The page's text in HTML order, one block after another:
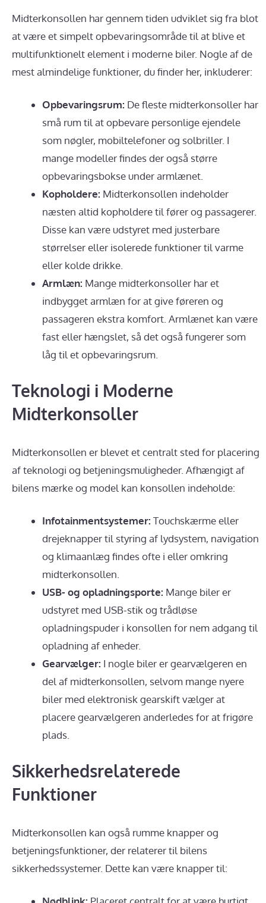
Midterkonsollen har gennem tiden udviklet sig fra blot
at være et simpelt opbevaringsområde til at blive et
multifunktionelt element i moderne biler. Nogle af de
mest almindelige funktioner, du finder her, inkluderer:
Opbevaringsrum: De fleste midterkonsoller har
små rum til at opbevare personlige ejendele
som nøgler, mobiltelefoner og solbriller. I
mange modeller findes der også større
opbevaringsbokse under armlænet.
Kopholdere: Midterkonsollen indeholder
næsten altid kopholdere til fører og passagerer.
Disse kan være udstyret med justerbare
størrelser eller isolerede funktioner til varme
eller kolde drikke.
Armlæn: Mange midterkonsoller har et
indbygget armlæn for at give føreren og
passageren ekstra komfort. Armlænet kan være
fast eller hængslet, så det også fungerer som
låg til et opbevaringsrum.
Teknologi i Moderne
Midterkonsoller
Midterkonsollen er blevet et centralt sted for placering
af teknologi og betjeningsmuligheder. Afhængigt af
bilens mærke og model kan konsollen indeholde:
Infotainmentsystemer: Touchskærme eller
drejeknapper til styring af lydsystem, navigation
og klimaanlæg findes ofte i eller omkring
midterkonsollen.
USB- og opladningsporte: Mange biler er
udstyret med USB-stik og trådløse
opladningspuder i konsollen for nem adgang til
opladning af enheder.
Gearvælger: I nogle biler er gearvælgeren en
del af midterkonsollen, selvom mange nyere
biler med elektronisk gearskift vælger at
placere gearvælgeren anderledes for at frigøre
plads.
Sikkerhedsrelaterede
Funktioner
Midterkonsollen kan også rumme knapper og
betjeningsfunktioner, der relaterer til bilens
sikkerhedssystemer. Dette kan være knapper til: